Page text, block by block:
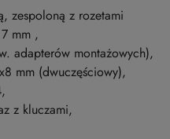
zespoloną z rozetami
mm ,
adapterów montażowych),
mm (dwuczęściowy),
z kluczami,